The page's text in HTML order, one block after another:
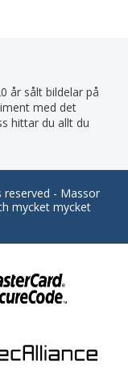
år sålt bildelar på
med det
hittar du allt du
reserved - Massor
mycket mycket